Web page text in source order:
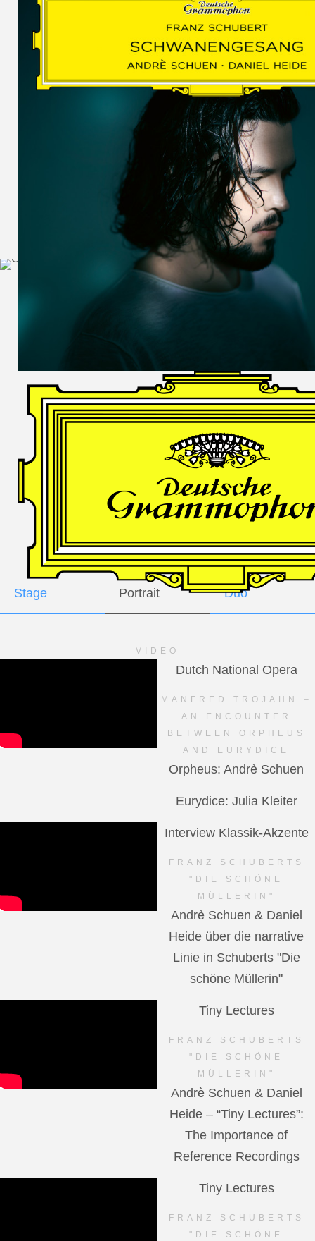
WOLF
MARTIN
SCHUMANN,
LIEDERKREIS
OP. 24
SECHS
MONOLOGE
AUS
JEDERMANN
GESÄNGE
Andrè Schuen,
Baritone
Daniel Heide,
Piano
GALLERY
Stage Portrait Duo
VIDEO
Dutch National Opera
MANFRED TROJAHN –
AN ENCOUNTER
BETWEEN ORPHEUS
AND EURYDICE
Orpheus: Andrè Schuen
Eurydice: Julia Kleiter
Interview Klassik-Akzente
FRANZ SCHUBERTS
"DIE SCHÖNE
MÜLLERIN"
Andrè Schuen & Daniel
Heide über die narrative
Linie in Schuberts "Die
schöne Müllerin"
Tiny Lectures
FRANZ SCHUBERTS
"DIE SCHÖNE
MÜLLERIN"
Andrè Schuen & Daniel
Heide – “Tiny Lectures”:
The Importance of
Reference Recordings
Tiny Lectures
FRANZ SCHUBERTS
"DIE SCHÖNE